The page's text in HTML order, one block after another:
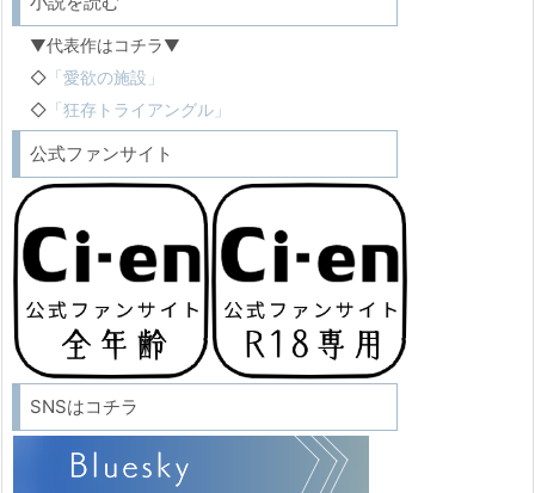
▼代表作はコチラ▼
◇ 「愛欲の施設」
◇ 「狂存トライアングル」
公式ファンサイト
SNSはコチラ